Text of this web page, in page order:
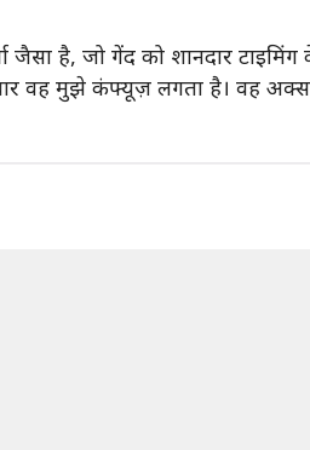
है, जो गेंद को शानदार
बार वह मुझे कंफ्यूज़ लगता है। वह